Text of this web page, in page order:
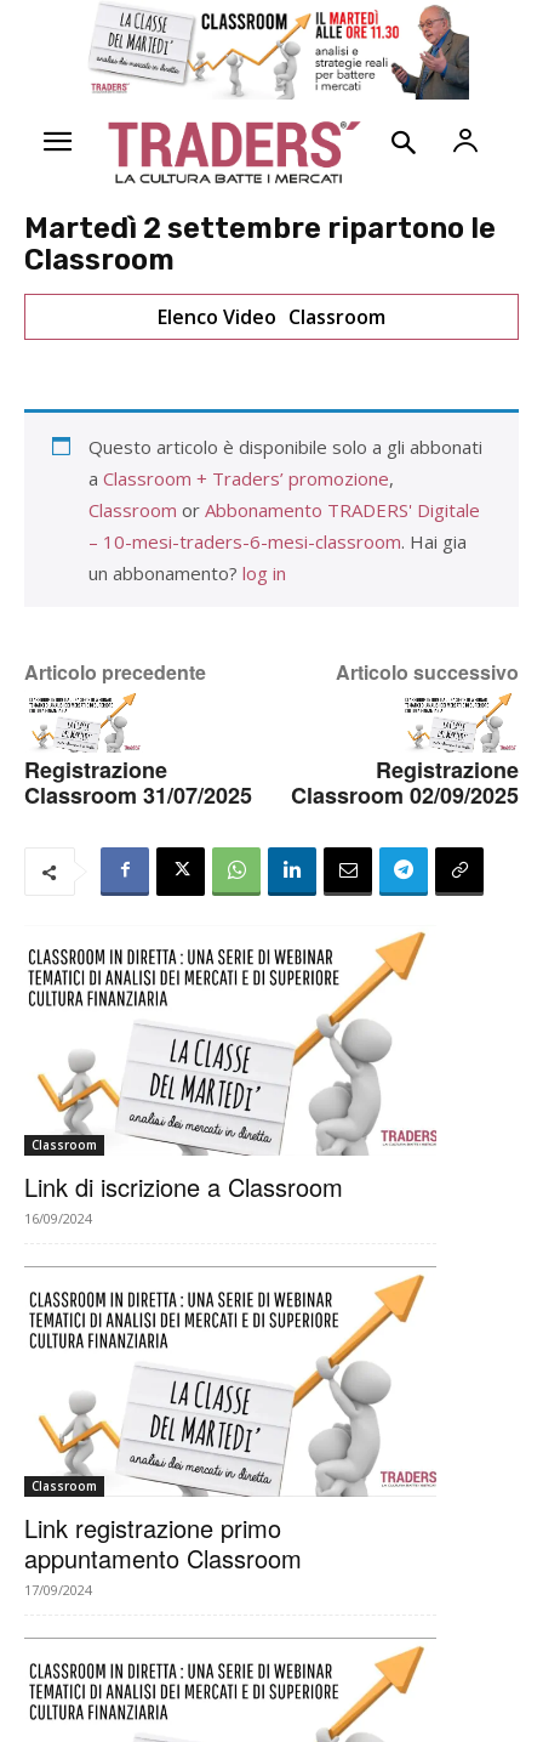
Martedì 2 settembre ripartono le
Classroom
Elenco Video Classroom
Questo articolo è disponibile solo a gli abbonati
a Classroom + Traders’ promozione,
Classroom or Abbonamento TRADERS' Digitale
– 10-mesi-traders-6-mesi-classroom. Hai gia
un abbonamento? log in
Articolo precedente
Registrazione
Classroom 31/07/2025
Articolo successivo
Registrazione
Classroom 02/09/2025
Classroom
Link di iscrizione a Classroom
16/09/2024
Classroom
Link registrazione primo
appuntamento Classroom
17/09/2024